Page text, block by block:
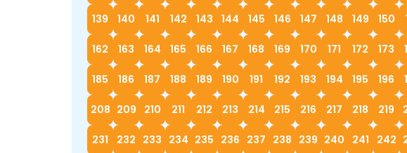
139 140 141 142 143 144 145 146 147 148 149 150
162 163 164 165 166 167 168 169 170 171 172 173
185 186 187 188 189 190 191 192 193 194 195 196
208 209 210 211 212 213 214 215 216 217 218 219
231 232 233 234 235 236 237 238 239 240 241 242